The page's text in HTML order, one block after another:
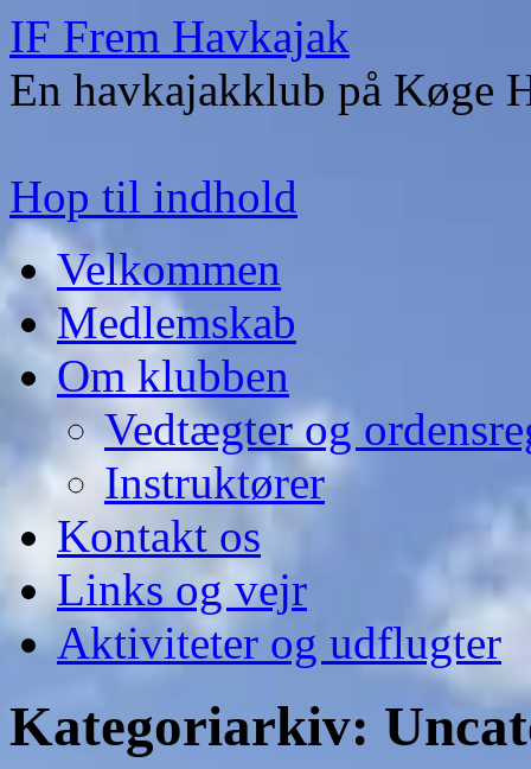
IF Frem Havkajak
En havkajakklub på Køge
Hop til indhold
Velkommen
Medlemskab
Om klubben
Vedtægter og
Instruktører
Kontakt os
Links og vejr
Aktiviteter og udflugter
Kategoriarkiv: